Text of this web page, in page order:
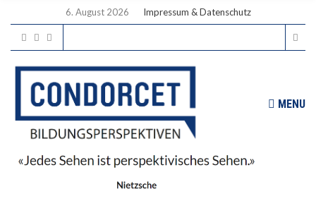
6. August 2026 Impressum & Datenschutz
MENU